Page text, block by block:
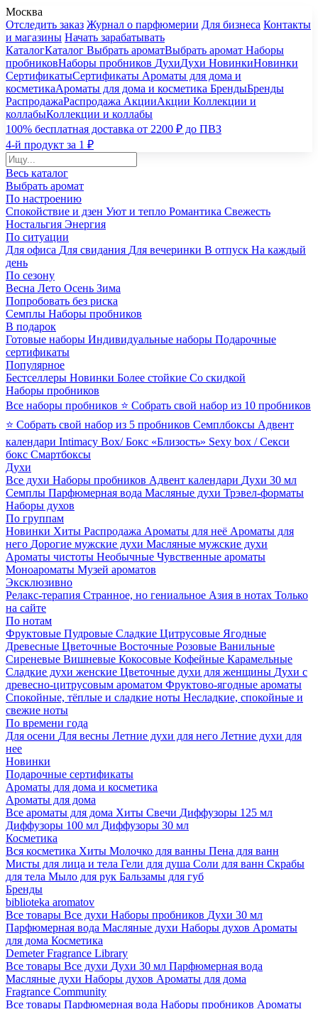
Москва
Отследить заказ Журнал о парфюмерии Для бизнеса Контакты
и магазины Начать зарабатывать
КаталогКаталог Выбрать ароматВыбрать аромат Наборы
пробниковНаборы пробников ДухиДухи НовинкиНовинки
СертификатыСертификаты Ароматы для дома и
косметикаАроматы для дома и косметика БрендыБренды
РаспродажаРаспродажа АкцииАкции Коллекции и
коллабыКоллекции и коллабы
100% бесплатная доставка от 2200 ₽ до ПВЗ
4-й продукт за 1 ₽
Весь каталог
Выбрать аромат
По настроению
Спокойствие и дзен Уют и тепло Романтика Свежесть
Ностальгия Энергия
По ситуации
Для офиса Для свидания Для вечеринки В отпуск На каждый
день
По сезону
Весна Лето Осень Зима
Попробовать без риска
Семплы Наборы пробников
В подарок
Готовые наборы Индивидуальные наборы Подарочные
сертификаты
Популярное
Бестселлеры Новинки Более стойкие Со скидкой
Наборы пробников
Все наборы пробников ⭐ Собрать свой набор из 10 пробников
⭐ Собрать свой набор из 5 пробников Семплбоксы Адвент
календари Intimacy Box/ Бокс «Близость» Sexy box / Секси
бокс Смартбоксы
Духи
Все духи Наборы пробников Адвент календари Духи 30 мл
Семплы Парфюмерная вода Масляные духи Трэвел-форматы
Наборы духов
По группам
Новинки Хиты Распродажа Ароматы для неё Ароматы для
него Дорогие мужские духи Масляные мужские духи
Ароматы чистоты Необычные Чувственные ароматы
Моноароматы Музей ароматов
Эксклюзивно
Релакс-терапия Странное, но гениальное Азия в нотах Только
на сайте
По нотам
Фруктовые Пудровые Сладкие Цитрусовые Ягодные
Древесные Цветочные Восточные Розовые Ванильные
Сиреневые Вишневые Кокосовые Кофейные Карамельные
Сладкие духи женские Цветочные духи для женщины Духи с
древесно-цитрусовым ароматом Фруктово-ягодные ароматы
Спокойные, тёплые и сладкие ноты Несладкие, спокойные и
свежие ноты
По времени года
Для осени Для весны Летние духи для него Летние духи для
нее
Новинки
Подарочные сертификаты
Ароматы для дома и косметика
Ароматы для дома
Все ароматы для дома Хиты Свечи Диффузоры 125 мл
Диффузоры 100 мл Диффузоры 30 мл
Косметика
Вся косметика Хиты Молочко для ванны Пена для ванн
Мисты для лица и тела Гели для душа Соли для ванн Скрабы
для тела Мыло для рук Бальзамы для губ
Бренды
biblioteka aromatov
Все товары Все духи Наборы пробников Духи 30 мл
Парфюмерная вода Масляные духи Наборы духов Ароматы
для дома Косметика
Demeter Fragrance Library
Все товары Все духи Духи 30 мл Парфюмерная вода
Масляные духи Наборы духов Ароматы для дома
Fragrance Community
Все товары Парфюмерная вода Наборы пробников Ароматы